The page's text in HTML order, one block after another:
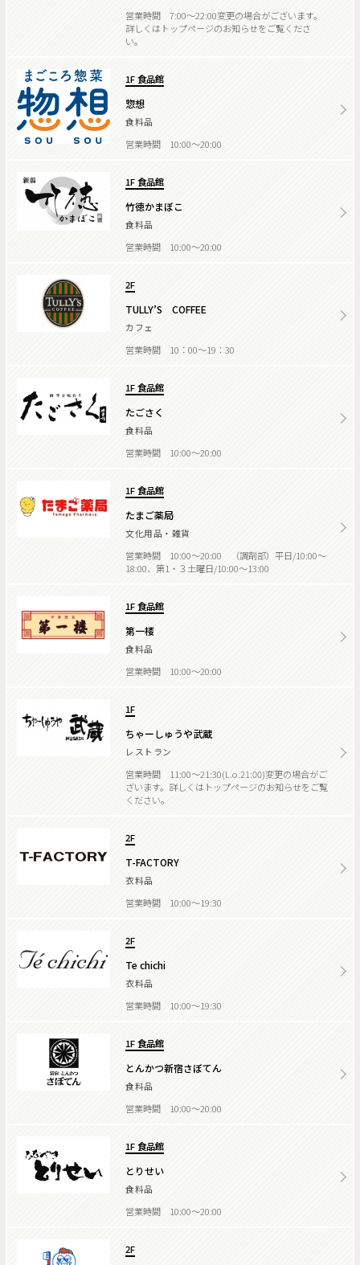
営業時間 7:00～22:00変更の場合がございます。
詳しくはトップページのお知らせをご覧くださ
い。
1F 食品館
惣想
食料品
営業時間 10:00～20:00
1F 食品館
竹徳かまぼこ
食料品
営業時間 10:00～20:00
2F
TULLY’S COFFEE
カフェ
営業時間 10：00～19：30
1F 食品館
たごさく
食料品
営業時間 10:00～20:00
1F 食品館
たまご薬局
文化用品・雑貨
営業時間 10:00～20:00 （調剤部）平日/10:00～
18:00、第1・３土曜日/10:00～13:00
1F 食品館
第一楼
食料品
営業時間 10:00～20:00
1F
ちゃーしゅうや武蔵
レストラン
営業時間 11:00～21:30(L.o.21:00)変更の場合がご
ざいます。詳しくはトップページのお知らせをご覧
ください。
2F
T-FACTORY
衣料品
営業時間 10:00～19:30
2F
Te chichi
衣料品
営業時間 10:00～19:30
1F 食品館
とんかつ新宿さぼてん
食料品
営業時間 10:00～20:00
1F 食品館
とりせい
食料品
営業時間 10:00～20:00
2F